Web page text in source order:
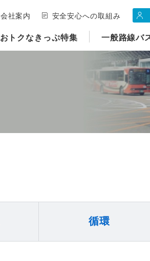
会社案内 安全安心への取組み
おトクなきっぷ特集 一般路線バ
循環